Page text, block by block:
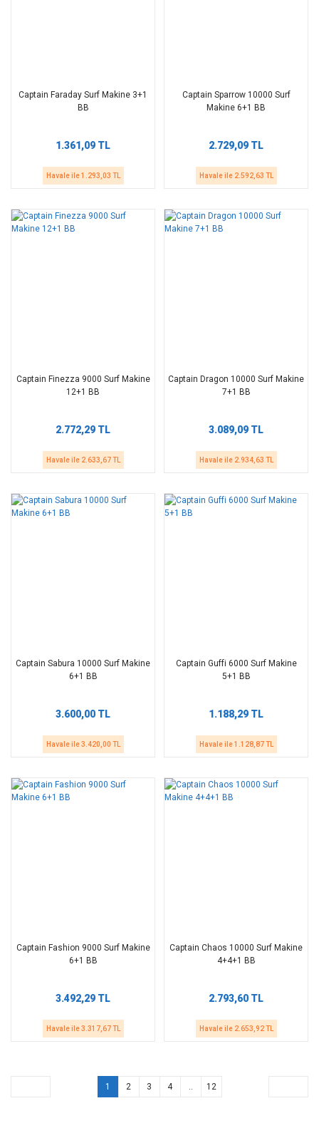
Captain Faraday Surf Makine 3+1
BB
1.361,09 TL
Havale ile 1.293,03 TL
Captain Sparrow 10000 Surf
Makine 6+1 BB
2.729,09 TL
Havale ile 2.592,63 TL
Captain Finezza 9000 Surf Makine
12+1 BB
2.772,29 TL
Havale ile 2.633,67 TL
Captain Dragon 10000 Surf Makine
7+1 BB
3.089,09 TL
Havale ile 2.934,63 TL
Captain Sabura 10000 Surf Makine
6+1 BB
3.600,00 TL
Havale ile 3.420,00 TL
Captain Guffi 6000 Surf Makine
5+1 BB
1.188,29 TL
Havale ile 1.128,87 TL
Captain Fashion 9000 Surf Makine
6+1 BB
3.492,29 TL
Havale ile 3.317,67 TL
Captain Chaos 10000 Surf Makine
4+4+1 BB
2.793,60 TL
Havale ile 2.653,92 TL
1 2 3 4 .. 12